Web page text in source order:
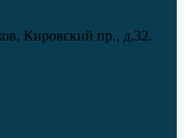
Кировский пр., д.32.